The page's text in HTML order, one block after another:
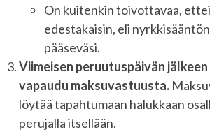
On kuitenkin toivottavaa,
edestakaisin, eli
pääseväsi.
Viimeisen peruutuspäivän
vapaudu maksuvastuusta.
löytää tapahtumaan halukkaan
perujalla itsellään.